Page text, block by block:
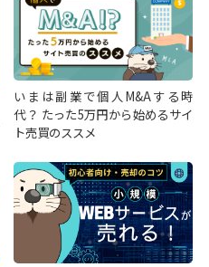
いまは副業で個人M&Aする時
代？ たった5万円から始めるサイ
ト売買のススメ